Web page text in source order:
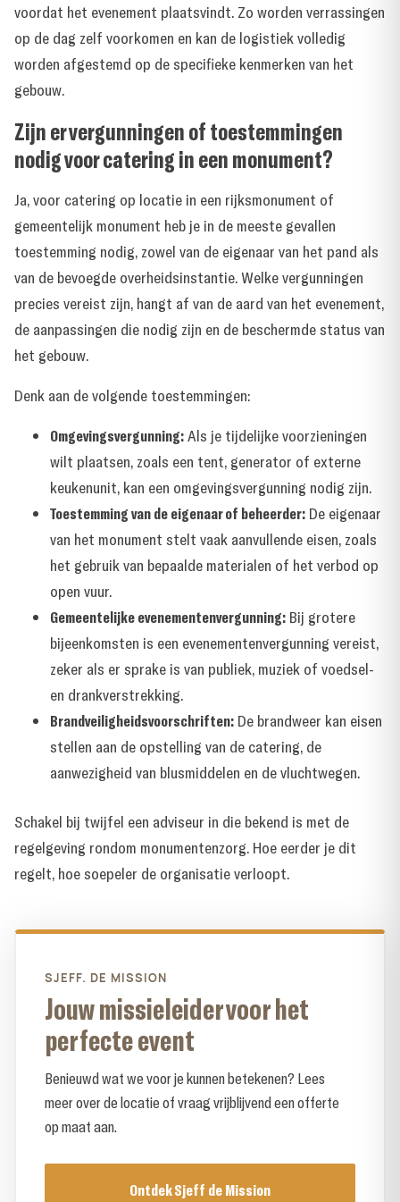
voordat het evenement plaatsvindt. Zo worden verrassingen
op de dag zelf voorkomen en kan de logistiek volledig
worden afgestemd op de specifieke kenmerken van het
gebouw.
Zijn er vergunningen of toestemmingen
nodig voor catering in een monument?
Ja, voor catering op locatie in een rijksmonument of
gemeentelijk monument heb je in de meeste gevallen
toestemming nodig, zowel van de eigenaar van het pand als
van de bevoegde overheidsinstantie. Welke vergunningen
precies vereist zijn, hangt af van de aard van het evenement,
de aanpassingen die nodig zijn en de beschermde status van
het gebouw.
Denk aan de volgende toestemmingen:
Omgevingsvergunning:Als je tijdelijke voorzieningen
wilt plaatsen, zoals een tent, generator of externe
keukenunit, kan een omgevingsvergunning nodig zijn.
Toestemming van de eigenaar of beheerder: De eigenaar
van het monument stelt vaak aanvullende eisen, zoals
het gebruik van bepaalde materialen of het verbod op
open vuur.
Gemeentelijke evenementenvergunning: Bij grotere
bijeenkomsten is een evenementenvergunning vereist,
zeker als er sprake is van publiek, muziek of voedsel-
en drankverstrekking.
Brandveiligheidsvoorschriften: De brandweer kan eisen
stellen aan de opstelling van de catering, de
aanwezigheid van blusmiddelen en de vluchtwegen.
Schakel bij twijfel een adviseur in die bekend is met de
regelgeving rondom monumentenzorg. Hoe eerder je dit
regelt, hoe soepeler de organisatie verloopt.
SJEFF. DE MISSION
Jouw missieleider voor het
perfecte event
Benieuwd wat we voor je kunnen betekenen? Lees
meer over de locatie of vraag vrijblijvend een offerte
op maat aan.
Ontdek Sjeff de Mission